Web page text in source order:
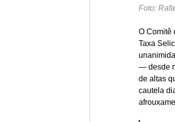
Foto:
O Comitê
Taxa
— desde
de altas
cautela